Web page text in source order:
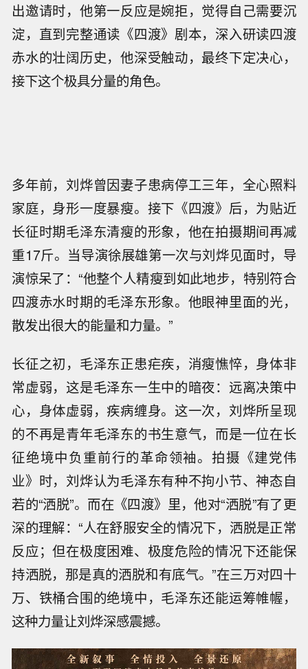
出邀请时，他第一反应是婉拒，觉得自己需要沉
淀，直到完整通读《四渡》剧本，深入研读四渡
赤水的壮阔历史，他深受触动，最终下定决心，
接下这个极具分量的角色。